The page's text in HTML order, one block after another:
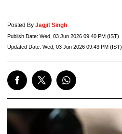
Posted By Jagjit Singh
Publish Date: Wed, 03 Jun 2026 09:40 PM (IST)
Updated Date: Wed, 03 Jun 2026 09:43 PM (IST)